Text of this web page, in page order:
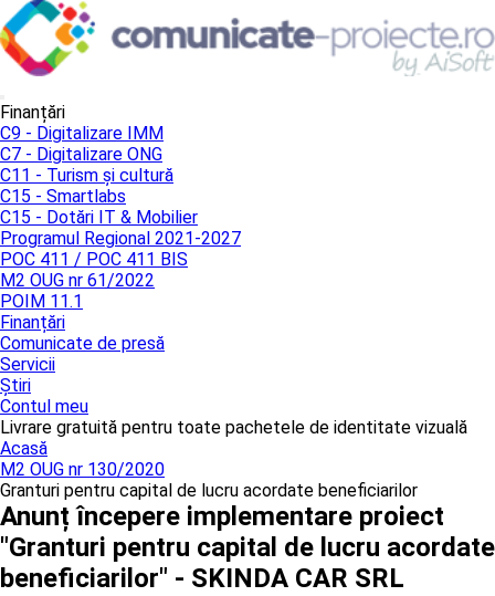
Finanțări
C9 - Digitalizare IMM
C7 - Digitalizare ONG
C11 - Turism și cultură
C15 - Smartlabs
C15 - Dotări IT & Mobilier
Programul Regional 2021-2027
POC 411 / POC 411 BIS
M2 OUG nr 61/2022
POIM 11.1
Finanțări
Comunicate de presă
Servicii
Știri
Contul meu
Livrare gratuită pentru toate pachetele de identitate vizuală
Acasă
M2 OUG nr 130/2020
Granturi pentru capital de lucru acordate beneficiarilor
Anunț începere implementare proiect
"Granturi pentru capital de lucru acordate
beneficiarilor" - SKINDA CAR SRL